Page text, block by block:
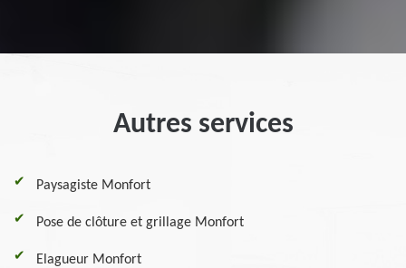
Autres services
Paysagiste Monfort
Pose de clôture et grillage Monfort
Elagueur Monfort